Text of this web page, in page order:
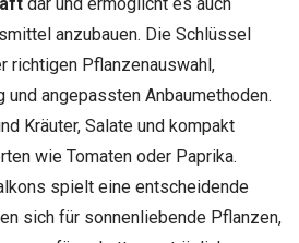
anzubauen. Die Schlüssel
richtigen Pflanzenauswahl,
und angepassten Anbaumethoden.
Kräuter, Salate und kompakt
wie Tomaten oder Paprika.
spielt eine entscheidende
sich für sonnenliebende Pflanzen,